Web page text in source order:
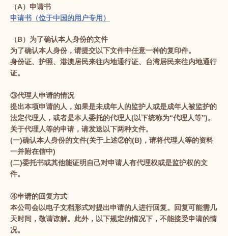
（A）申请书
申请书（位于中国的用户专用）
（B）为了确认本人身份的文件
为了确认本人身份，请提交以下文件中任意一种的复印件。
身份证、护照、港澳居民来往内地通行证、台湾居民来往内地通行
证。
③代理人申请的情况
提出本项申请的人，如果是未成年人的监护人或是成年人被监护的
法定代理人，或者是本人委托的代理人(以下统称为“代理人等”)。
关于代理人等的申请，请发送以下两种文件。
(一)确认本人身份的文件(关于上述②的(B)，请将代理人等的资料
一并附在信中)
(二)委托书或其他能证明自己对申请人有代理权或是监护权的文
件。
④申请的回复方式
本公司会以电子文档形式对提出申请的人进行回复。回复可能需几
天时间，敬请谅解。此外，以下规定的情况下，不能接受申请的情
况。